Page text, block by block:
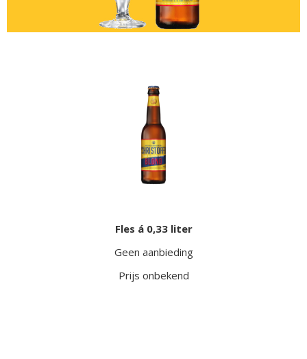
Fles á 0,33 liter
Geen aanbieding
Prijs onbekend